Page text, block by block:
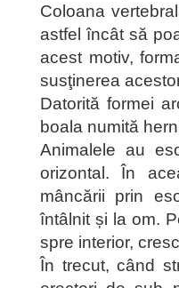
Coloana
astfel încât să
acest motiv,
susţinerea
Datorită formei
boala numită
Animalele au
orizontal. În
mâncării prin
întâlnit și la om.
spre interior,
În trecut, când